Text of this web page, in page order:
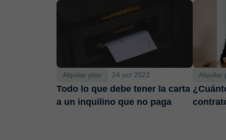
Alquilar piso 24 oct 2022
Todo lo que debe tener la carta
a un inquilino que no paga
Alquilar